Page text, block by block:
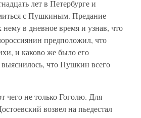
лет в Петербурге и
с Пушкиным. Предание
нему в дневное время и узнав, что
предположил, что
и каково же было его
выяснилось, что Пушкин всего
чего не только Гоголю. Для
возвел на пьедестал